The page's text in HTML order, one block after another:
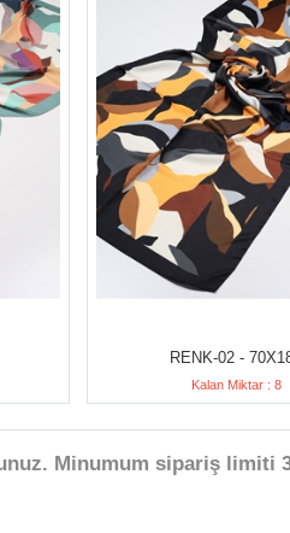
RENK-02 -
Kalan Miktar : 8
Minumum sipariş limiti